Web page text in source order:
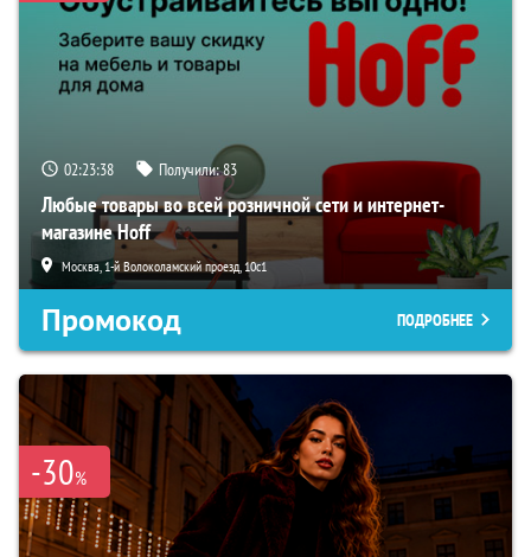
02:23:37 Получили:83
Любые товары во всей розничной сети и интернет-
магазине Hoff
Москва, 1-й Волоколамский проезд, 10с1
Промокод ПОДРОБНЕЕ
-30%